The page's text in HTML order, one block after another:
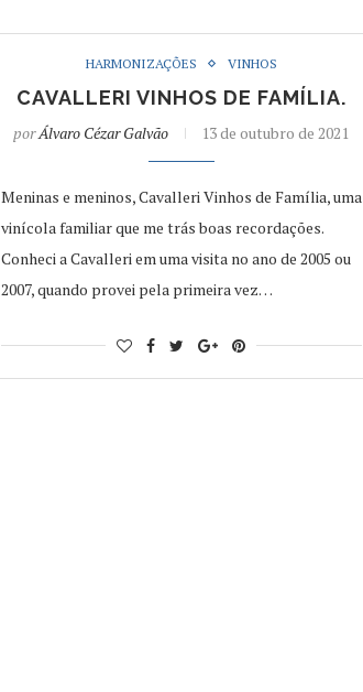
HARMONIZAÇÕES VINHOS
CAVALLERI VINHOS DE FAMÍLIA.
porÁlvaro Cézar Galvão 13 de outubro de 2021
Meninas e meninos, Cavalleri Vinhos de Família, uma
vinícola familiar que me trás boas recordações.
Conheci a Cavalleri em uma visita no ano de 2005 ou
2007, quando provei pela primeira vez…